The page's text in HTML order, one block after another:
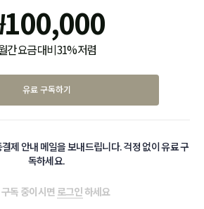
100,000
간 요금 대비 31% 저렴
유료 구독하기
제 안내 메일을 보내드립니다. 걱정 없이 유료 구
독하세요.
독 중이시면 로그인하세요